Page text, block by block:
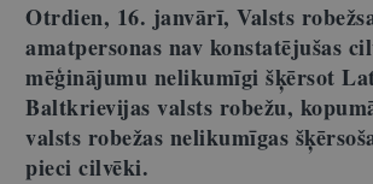
Otrdien, 16. janvārī, Valsts
amatpersonas nav konstatējušas
mēģinājumu nelikumīgi šķērsot
Baltkrievijas valsts robežu,
valsts robežas nelikumīgas
pieci cilvēki.